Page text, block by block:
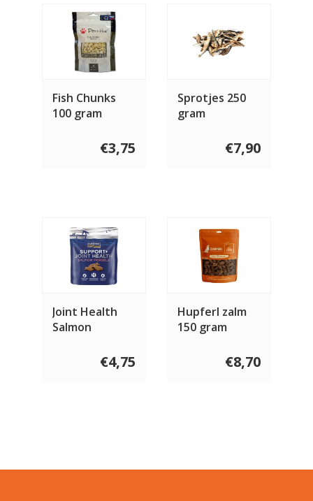
Fish Chunks
100 gram
€3,75
Sprotjes 250
gram
€7,90
Joint Health
Salmon
€4,75
Hupferl zalm
150 gram
€8,70